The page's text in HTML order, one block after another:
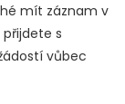
mít záznam v
s
vůbec